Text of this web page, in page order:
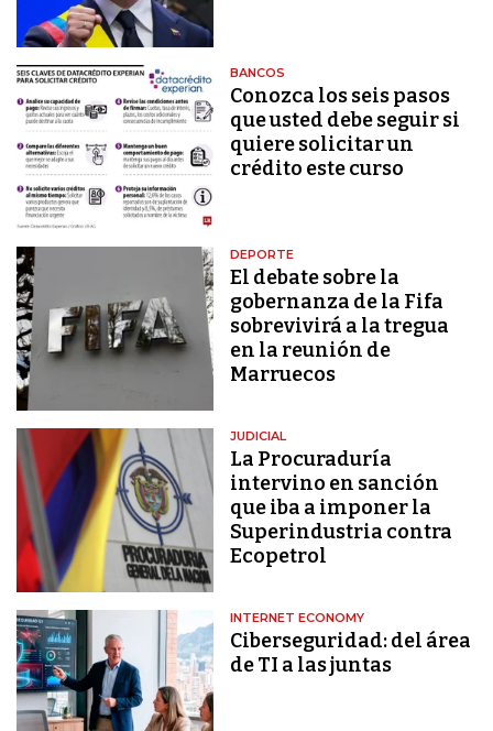
BANCOS
Conozca los seis pasos
que usted debe seguir si
quiere solicitar un
crédito este curso
DEPORTE
El debate sobre la
gobernanza de la Fifa
sobrevivirá a la tregua
en la reunión de
Marruecos
JUDICIAL
La Procuraduría
intervino en sanción
que iba a imponer la
Superindustria contra
Ecopetrol
INTERNET ECONOMY
Ciberseguridad: del área
de TI a las juntas